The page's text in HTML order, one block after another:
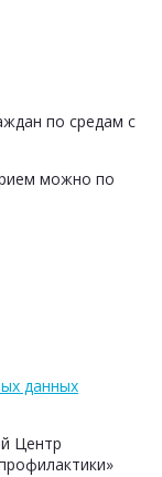
по средам с
можно по
данных
Центр